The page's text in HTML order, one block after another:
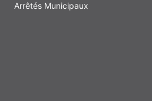
Arrêtés Municipaux